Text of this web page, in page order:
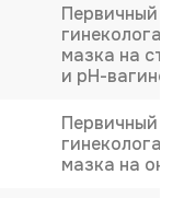
Первичный
гинеколога
мазка на
и рН-
Первичный
гинеколога
мазка на